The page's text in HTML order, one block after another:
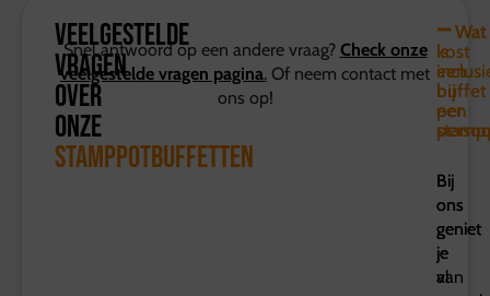
Veelgestelde
vragen
over
onze
Stamppotbuffetten
Snel antwoord op een andere vraag? Check onze
veelgestelde vragen pagina. Of neem contact met
ons op!
Wat
kost
een
buffet
per
Bij
ons
geniet
je
al
Wat
is
bij
een
Bij
ons
geniet
je
van